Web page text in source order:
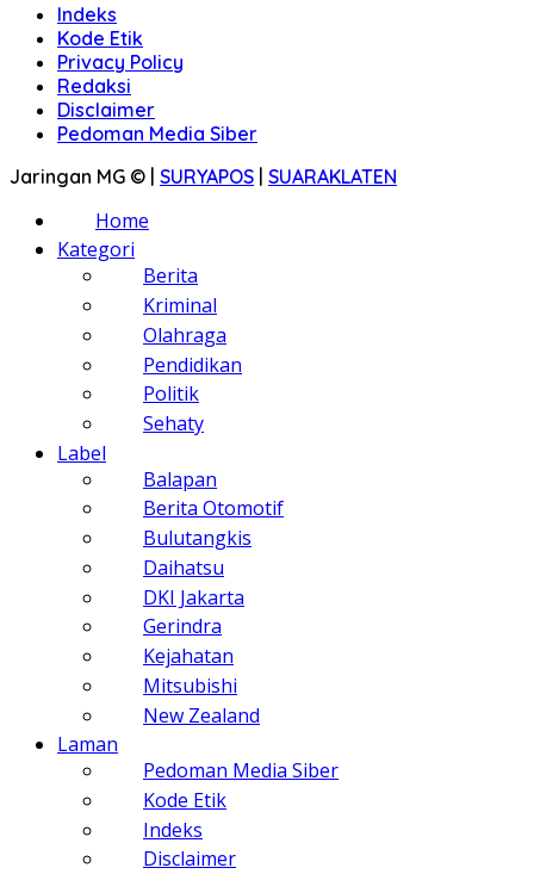
Indeks
Kode Etik
Privacy Policy
Redaksi
Disclaimer
Pedoman Media Siber
Jaringan MG © | SURYAPOS | SUARAKLATEN
Home
Kategori
Berita
Kriminal
Olahraga
Pendidikan
Politik
Sehaty
Label
Balapan
Berita Otomotif
Bulutangkis
Daihatsu
DKI Jakarta
Gerindra
Kejahatan
Mitsubishi
New Zealand
Laman
Pedoman Media Siber
Kode Etik
Indeks
Disclaimer